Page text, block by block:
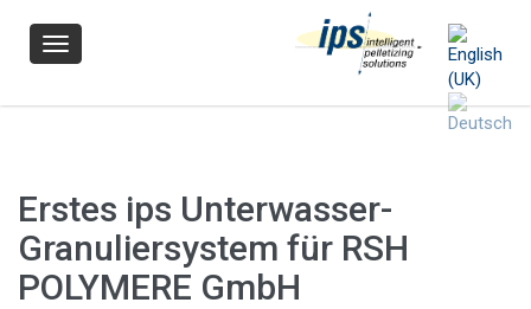
Navigation
Erstes ips Unterwasser-
Granuliersystem für RSH
POLYMERE GmbH